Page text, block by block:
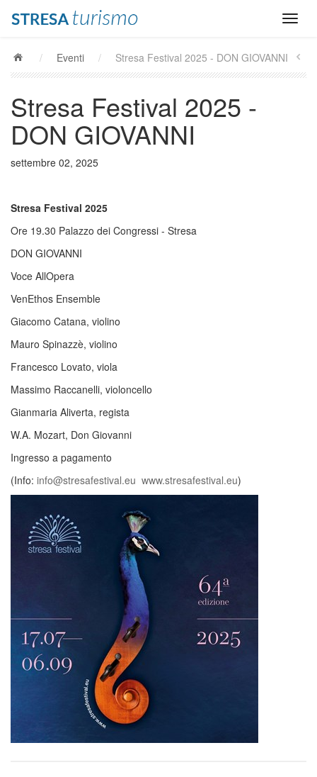
/ Eventi / Stresa Festival 2025 - DON GIOVANNI
Stresa Festival 2025 -
DON GIOVANNI
settembre 02, 2025
Stresa Festival 2025
Ore 19.30 Palazzo dei Congressi - Stresa
DON GIOVANNI
Voce AllOpera
VenEthos Ensemble
Giacomo Catana, violino
Mauro Spinazzè, violino
Francesco Lovato, viola
Massimo Raccanelli, violoncello
Gianmaria Aliverta, regista
W.A. Mozart, Don Giovanni
Ingresso a pagamento
(Info: info@stresafestival.eu www.stresafestival.eu)